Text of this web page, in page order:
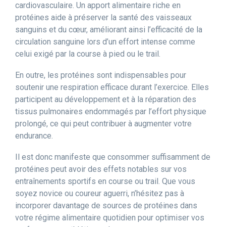
cardiovasculaire. Un apport alimentaire riche en
protéines aide à préserver la santé des vaisseaux
sanguins et du cœur, améliorant ainsi l’efficacité de la
circulation sanguine lors d’un effort intense comme
celui exigé par la course à pied ou le trail.
En outre, les protéines sont indispensables pour
soutenir une respiration efficace durant l’exercice. Elles
participent au développement et à la réparation des
tissus pulmonaires endommagés par l’effort physique
prolongé, ce qui peut contribuer à augmenter votre
endurance.
Il est donc manifeste que consommer suffisamment de
protéines peut avoir des effets notables sur vos
entraînements sportifs en course ou trail. Que vous
soyez novice ou coureur aguerri, n’hésitez pas à
incorporer davantage de sources de protéines dans
votre régime alimentaire quotidien pour optimiser vos